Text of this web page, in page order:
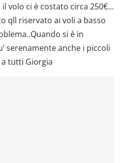
volo ci è costato circa 250€…
qll riservato ai voli a basso
si è in
serenamente anche i piccoli
a tutti Giorgia